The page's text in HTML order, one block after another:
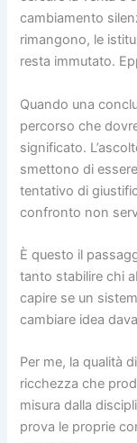
cambiamento
rimangono, le
resta immutato.
Quando una
percorso che
significato.
smettono di
tentativo di
confronto non
È questo il
tanto stabilire chi
capire se un
cambiare idea
Per me, la qualità
ricchezza che
misura dalla
prova le proprie